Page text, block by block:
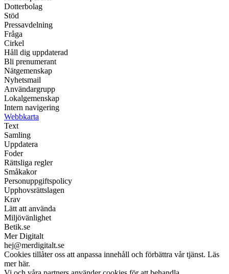
Dotterbolag
Stöd
Pressavdelning
Fråga
Cirkel
Håll dig uppdaterad
Bli prenumerant
Nätgemenskap
Nyhetsmail
Användargrupp
Lokalgemenskap
Intern navigering
Webbkarta
Text
Samling
Uppdatera
Foder
Rättsliga regler
Småkakor
Personuppgiftspolicy
Upphovsrättslagen
Krav
Lätt att använda
Miljövänlighet
Betik.se
Mer Digitalt
hej@merdigitalt.se
Cookies tillåter oss att anpassa innehåll och förbättra vår tjänst. Läs
mer här.